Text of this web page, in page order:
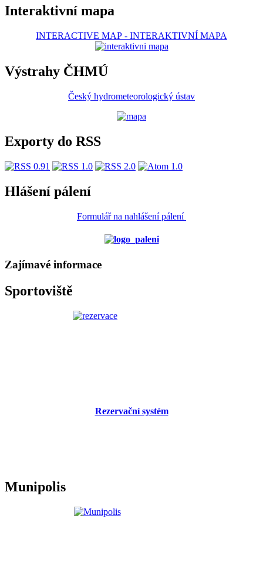
Interaktivní mapa
INTERACTIVE MAP - INTERAKTIVNÍ MAPA
Výstrahy ČHMÚ
Český hydrometeorologický ústav
Exporty do RSS
Hlášení pálení
Formulář na nahlášení pálení
Zajímavé informace
Sportoviště
Rezervační systém
Munipolis